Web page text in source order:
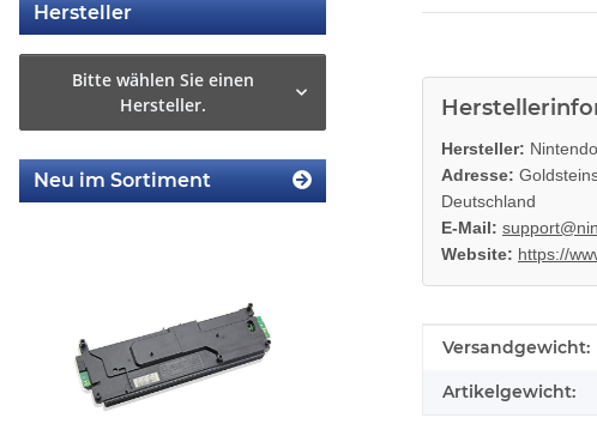
Hersteller:
Adresse:
Deutschland
E-Mail:
Website: https://
Produkteigenschaft
Wert
Versandgewicht:
Artikelgewicht:
Hersteller
Bitte wählen Sie einen
Hersteller.
Neu im Sortiment